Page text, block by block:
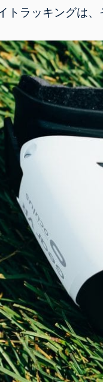
ラッキングは、